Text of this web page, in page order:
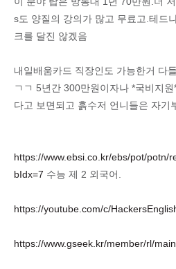
s도 양질의 강의가 많고 무료고.테드
크를 달진 않겠음
내일배움카드 직장인도 가능한거 다
ㄱㄱ 5년간 300만원이자나 *국비지
다고 보면되고 흙수저 언니들은 자기
https://www.ebsi.co.kr/ebs/pot/potn/
bIdx=7 수능 제 2 외국어.
https://youtube.com/c/
https://www.gseek.kr/member/rl/